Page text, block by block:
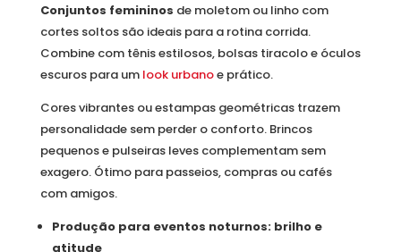
Conjuntos femininos de moletom ou linho com
cortes soltos são ideais para a rotina corrida.
Combine com tênis estilosos, bolsas tiracolo e óculos
escuros para um look urbanoe prático.
Cores vibrantes ou estampas geométricas trazem
personalidade sem perder o conforto. Brincos
pequenos e pulseiras leves complementam sem
exagero. Ótimo para passeios, compras ou cafés
com amigos.
Produção para eventos noturnos: brilho e
atitude